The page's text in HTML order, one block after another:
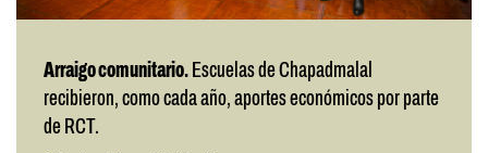
Arraigo comunitario. Escuelas de Chapadmalal
recibieron, como cada año, aportes económicos por parte
de RCT.